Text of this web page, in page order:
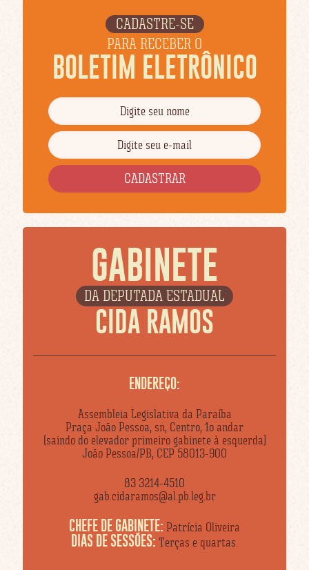
CADASTRE-SE
PARA RECEBER O
BOLETIM ELETRÔNICO
GABINETE
DA DEPUTADA ESTADUAL
CIDA RAMOS
ENDEREÇO:
Assembleia Legislativa da Paraíba
Praça João Pessoa, sn, Centro, 1o andar
(saindo do elevador primeiro gabinete à esquerda)
João Pessoa/PB, CEP 58013-900
83 3214-4510
gab.cidaramos@al.pb.leg.br
CHEFE DE GABINETE: Patrícia Oliveira
DIAS DE SESSÕES: Terças e quartas.